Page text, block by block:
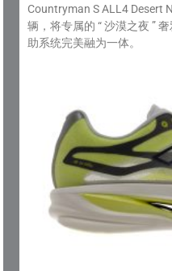
Countryman S ALL4 Desert
辆，将专属的 “ 沙漠之夜 ”
助系统完美融为一体。